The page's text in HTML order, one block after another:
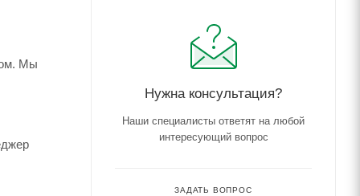
Мы
Нужна консультация?
Наши специалисты ответят на любой
интересующий вопрос
ЗАДАТЬ ВОПРОС